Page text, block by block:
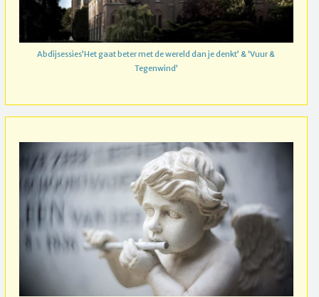
Abdijsessies’Het gaat beter met de wereld dan je denkt’ & ‘Vuur &
Tegenwind’